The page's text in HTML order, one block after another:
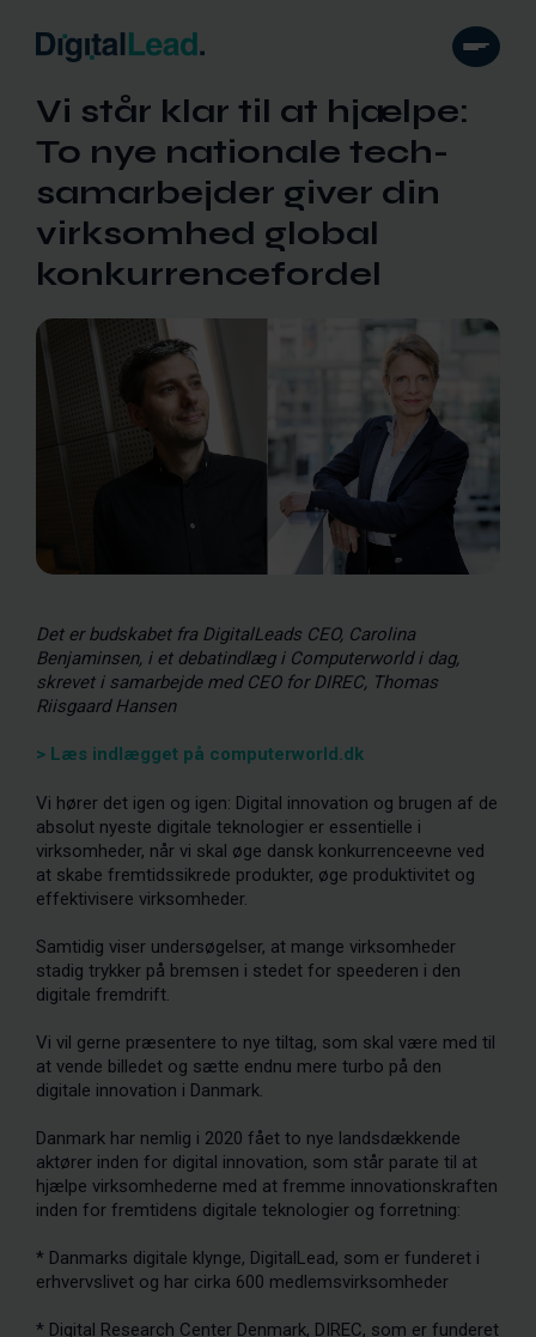
Vi står klar til at hjælpe:
To nye nationale tech-
samarbejder giver din
virksomhed global
konkurrencefordel
Det er budskabet fra DigitalLeads CEO, Carolina
Benjaminsen, i et debatindlæg i Computerworld i dag,
skrevet i samarbejde med CEO for DIREC, Thomas
Riisgaard Hansen
> Læs indlægget på computerworld.dk
Vi hører det igen og igen: Digital innovation og brugen af de
absolut nyeste digitale teknologier er essentielle i
virksomheder, når vi skal øge dansk konkurrenceevne ved
at skabe fremtidssikrede produkter, øge produktivitet og
effektivisere virksomheder.
Samtidig viser undersøgelser, at mange virksomheder
stadig trykker på bremsen i stedet for speederen i den
digitale fremdrift.
Vi vil gerne præsentere to nye tiltag, som skal være med til
at vende billedet og sætte endnu mere turbo på den
digitale innovation i Danmark.
Danmark har nemlig i 2020 fået to nye landsdækkende
aktører inden for digital innovation, som står parate til at
hjælpe virksomhederne med at fremme innovationskraften
inden for fremtidens digitale teknologier og forretning:
* Danmarks digitale klynge, DigitalLead, som er funderet i
erhvervslivet og har cirka 600 medlemsvirksomheder
* Digital Research Center Denmark, DIREC, som er funderet